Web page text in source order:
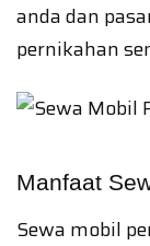
anda dan
pernikahan
Manfaat
Sewa mobil